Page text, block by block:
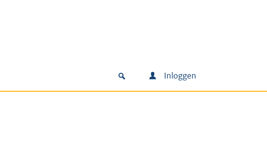
Inloggen